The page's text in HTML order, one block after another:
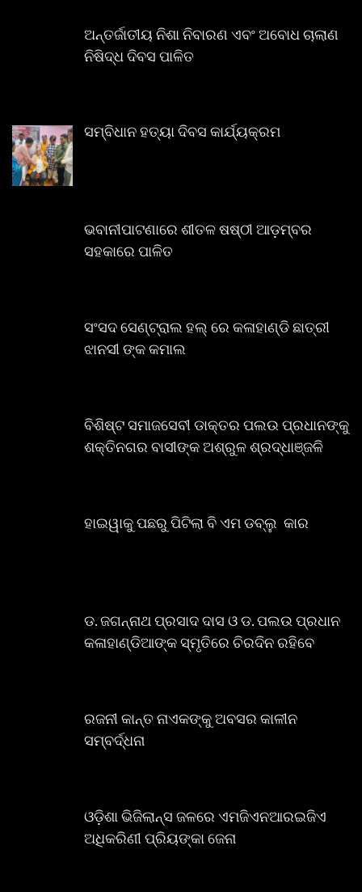
ଅନ୍ତର୍ଜାତୀୟ ନିଶା ନିବାରଣ ଏବଂ ଅବୋଧ ଚାଲାଣ
ନିଷିଦ୍ଧ ଦିବସ ପାଳିତ
ସମ୍ବିଧାନ ହତ୍ୟା ଦିବସ କାର୍ଯ୍ୟକ୍ରମ
ଭବାନୀପାଟଣାରେ ଶୀତଳ ଷଷ୍ଠୀ ଆଡ଼ମ୍ବର
ସହକାରେ ପାଳିତ
ସଂସଦ ସେଣ୍ଟ୍ରାଲ ହଲ୍ ରେ କଳାହାଣ୍ଡି ଛାତ୍ରୀ
ଝାନସୀ ଙ୍କ କମାଲ
ବିଶିଷ୍ଟ ସମାଜସେବୀ ଡାକ୍ତର ପଲଉ ପ୍ରଧାନଙ୍କୁ
ଶକ୍ତିନଗର ବାସୀଙ୍କ ଅଶ୍ରୁଳ ଶ୍ରଦ୍ଧାଞ୍ଜଳି
ହାଇୱାକୁ ପଛରୁ ପିଟିଲା ବି ଏମ ଡବ୍ଲୁ କାର
ଡ. ଜଗନ୍ନାଥ ପ୍ରସାଦ ଦାସ ଓ ଡ. ପଲଉ ପ୍ରଧାନ
କଳାହାଣ୍ଡିଆଙ୍କ ସ୍ମୃତିରେ ଚିରଦିନ ରହିବେ
ରଜନୀ କାନ୍ତ ନାଏକଙ୍କୁ ଅବସର କାଳୀନ
ସମ୍ବର୍ଦ୍ଧନା
ଓଡ଼ିଶା ଭିଜିଲାନ୍ସ ଜଳରେ ଏମଜିଏନଆରଇଜିଏ
ଅଧିକରିଣୀ ପ୍ରିୟଙ୍କା ଜେନା